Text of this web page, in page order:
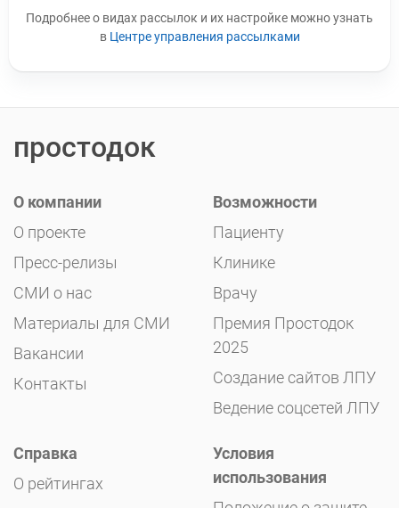
Leave this field blank
Подробнее о видах рассылок и их настройке можно узнать
в Центре управления рассылками
простодок
О компании
О проекте
Пресс-релизы
СМИ о нас
Материалы для СМИ
Вакансии
Контакты
Возможности
Пациенту
Клинике
Врачу
Премия Простодок
2025
Создание сайтов ЛПУ
Ведение соцсетей ЛПУ
Справка
О рейтингах
Условия
использования